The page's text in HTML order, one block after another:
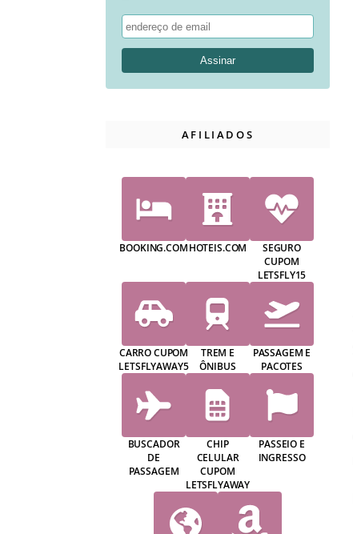
AFILIADOS
BOOKING.COMHOTEIS.COM
SEGURO
CUPOM
LETSFLY15
CARRO CUPOM
LETSFLYAWAY5
TREM E
ÔNIBUS
PASSAGEM E
PACOTES
BUSCADOR
DE
PASSAGEM
CHIP
CELULAR
CUPOM
LETSFLYAWAY
PASSEIO E
INGRESSO